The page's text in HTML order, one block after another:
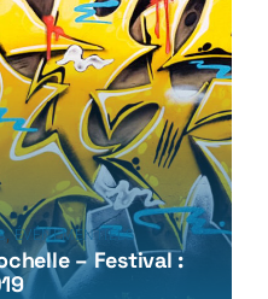
,ÉVÉNEMENTIELS
– Festival :